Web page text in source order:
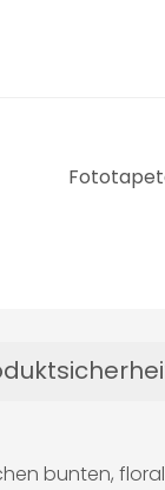
bunten,